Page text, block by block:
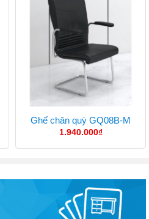
Ghế chân quỳ GQ08B-M
1.940.000₫